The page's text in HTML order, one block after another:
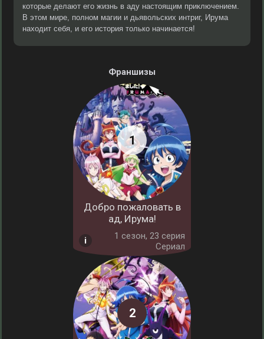
которые делают его жизнь в аду настоящим приключением.
В этом мире, полном магии и дьявольских интриг, Ирума
находит себя, и его история только начинается!
Франшизы
Добро пожаловать в
ад, Ирума!
1 cезон, 23 серия
Сериал